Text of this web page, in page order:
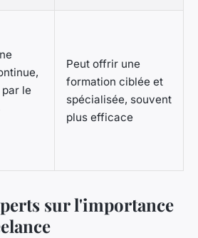
le
Peut offrir une
formation ciblée et
spécialisée, souvent
plus efficace
sur l'importance